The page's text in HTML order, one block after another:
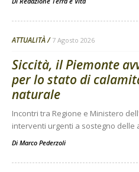
ATTUALITÀ 7 Agosto 2026
Siccità, il Piemonte
per lo stato di
naturale
Incontri tra Regione e Ministero
interventi urgenti a sostegno delle
Di Marco Pederzoli